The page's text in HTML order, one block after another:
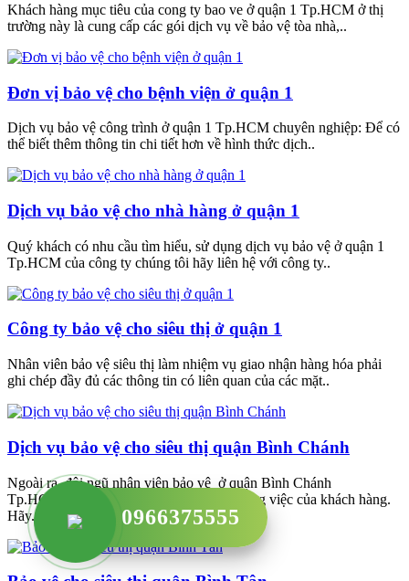
Khách hàng mục tiêu của cong ty bao ve ở quận 1 Tp.HCM ở thị
trường này là cung cấp các gói dịch vụ về bảo vệ tòa nhà,..
Đơn vị bảo vệ cho bệnh viện ở quận 1
Dịch vụ bảo vệ công trình ở quận 1 Tp.HCM chuyên nghiệp: Để có
thể biết thêm thông tin chi tiết hơn về hình thức dịch..
Dịch vụ bảo vệ cho nhà hàng ở quận 1
Quý khách có nhu cầu tìm hiểu, sử dụng dịch vụ bảo vệ ở quận 1
Tp.HCM của công ty chúng tôi hãy liên hệ với công ty..
Công ty bảo vệ cho siêu thị ở quận 1
Nhân viên bảo vệ siêu thị làm nhiệm vụ giao nhận hàng hóa phải
ghi chép đầy đủ các thông tin có liên quan của các mặt..
Dịch vụ bảo vệ cho siêu thị quận Bình Chánh
Ngoài ra, đội ngũ nhân viên bảo vệ ở quận Bình Chánh
Tp.HCMcũng sẽ thực hiện các yêu cầu công việc của khách hàng.
Hãy..
0966375555